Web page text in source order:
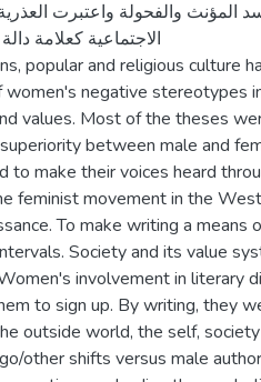
المؤنث والفحولة واعتبرت
الاجتماعية كعلامة
popular and religious culture
women's negative stereotypes
values. Most of the theses
between male and
to make their voices heard
feminist movement in the
To make writing a means
Society and its value
involvement in literary
to sign up. By writing, they
outside world, the self,
other shifts versus male